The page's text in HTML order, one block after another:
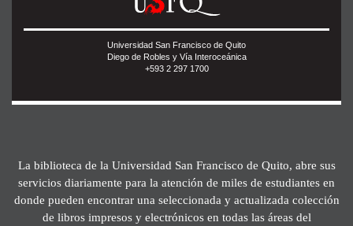
Universidad San Francisco de Quito
Diego de Robles y Vía Interoceánica
+593 2 297 1700
La biblioteca de la Universidad San Francisco de Quito, abre sus
servicios diariamente para la atención de miles de estudiantes en
donde pueden encontrar una seleccionada y actualizada colección
de libros impresos y electrónicos en todas las áreas del